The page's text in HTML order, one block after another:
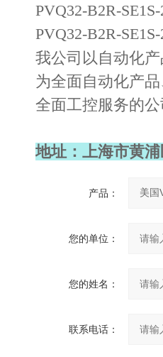
PVQ32-B2R-
PVQ32-B2R-
我公司以自动化
为全面自动化产
全面工控服务的
地址：上海市黄
产品：
您的单位：
您的姓名：
联系电话：